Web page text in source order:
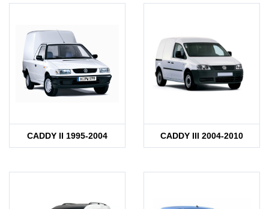
CADDY II 1995-2004 CADDY III 2004-2010